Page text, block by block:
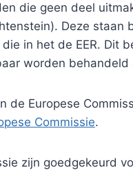
die geen deel
Deze staan
in het de EER. Dit
worden behandeld
Europese
Commissie.
zijn goedgekeurd